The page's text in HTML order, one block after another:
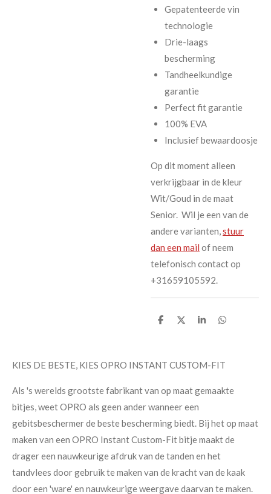
Gepatenteerde vin
technologie
Drie-laags
bescherming
Tandheelkundige
garantie
Perfect fit garantie
100% EVA
Inclusief bewaardoosje
Op dit moment alleen
verkrijgbaar in de kleur
Wit/Goud in de maat
Senior. Wil je een van de
andere varianten,stuur
dan een mail of neem
telefonisch contact op
+31659105592.
D
D
S
D
KIES DE BESTE, KIES OPRO INSTANT CUSTOM-FIT
Als 's werelds grootste fabrikant van op maat gemaakte
bitjes, weet OPRO als geen ander wanneer een
gebitsbeschermer de beste bescherming biedt. Bij het op maat
maken van een OPRO Instant Custom-Fit bitje maakt de
drager een nauwkeurige afdruk van de tanden en het
tandvlees door gebruik te maken van de kracht van de kaak
door een 'ware' en nauwkeurige weergave daarvan te maken.